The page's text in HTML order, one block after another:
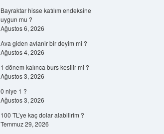
Bayraktar hisse katılım endeksine
uygun mu ?
Ağustos 6, 2026
Ava giden avlanir bir deyim mi ?
Ağustos 4, 2026
1 dönem kalınca burs kesilir mi ?
Ağustos 3, 2026
0 niye 1 ?
Ağustos 3, 2026
100 TL’ye kaç dolar alabilirim ?
Temmuz 29, 2026